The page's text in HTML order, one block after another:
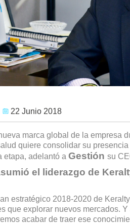
22 Junio 2018
marca global de la empresa
quiere consolidar su
etapa, adelantó a Gestión su
el liderazgo de
estratégico 2018-2020 de
que explorar nuevos mercados.
acabar de traer ese